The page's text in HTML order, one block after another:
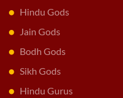
Hindu Gods
Jain Gods
Bodh Gods
Sikh Gods
Hindu Gurus